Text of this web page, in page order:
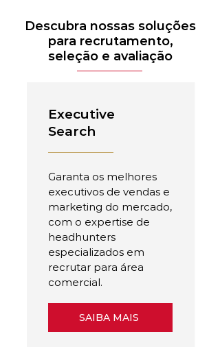
Descubra nossas soluções
para recrutamento,
seleção e avaliação
Executive
Search
Garanta os melhores
executivos de vendas e
marketing do mercado,
com o expertise de
headhunters
especializados em
recrutar para área
comercial.
SAIBA MAIS